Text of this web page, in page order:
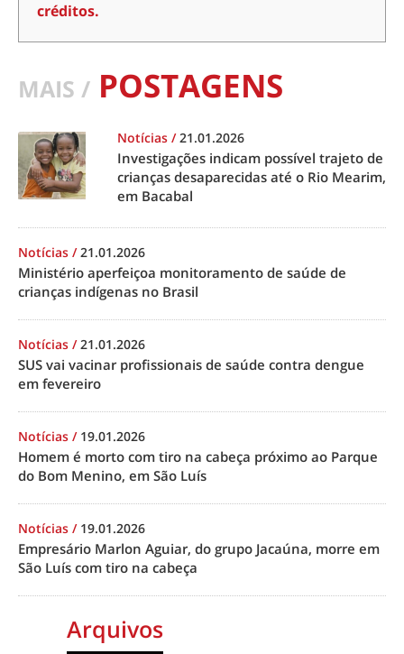
créditos.
MAIS / POSTAGENS
Notícias /21.01.2026
Investigações indicam possível trajeto de
crianças desaparecidas até o Rio Mearim,
em Bacabal
Notícias /21.01.2026
Ministério aperfeiçoa monitoramento de saúde de
crianças indígenas no Brasil
Notícias /21.01.2026
SUS vai vacinar profissionais de saúde contra dengue
em fevereiro
Notícias / 19.01.2026
Homem é morto com tiro na cabeça próximo ao Parque
do Bom Menino, em São Luís
Notícias / 19.01.2026
Empresário Marlon Aguiar, do grupo Jacaúna, morre em
São Luís com tiro na cabeça
Arquivos